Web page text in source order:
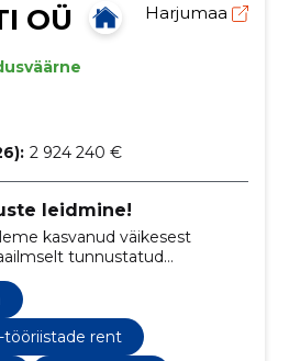
OÜ Harjumaa
2 924 240 €
leidmine!
kasvanud väikesest
tunnustatud
tööriistade rent